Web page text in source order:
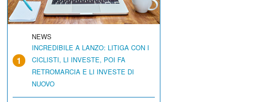
1
NEWS
INCREDIBILE A LANZO: LITIGA CON I
CICLISTI, LI INVESTE, POI FA
RETROMARCIA E LI INVESTE DI
NUOVO